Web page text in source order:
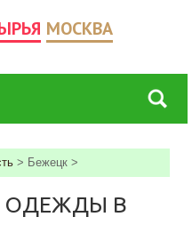
МОСКВА
> Бежецк >
ОДЕЖДЫ В